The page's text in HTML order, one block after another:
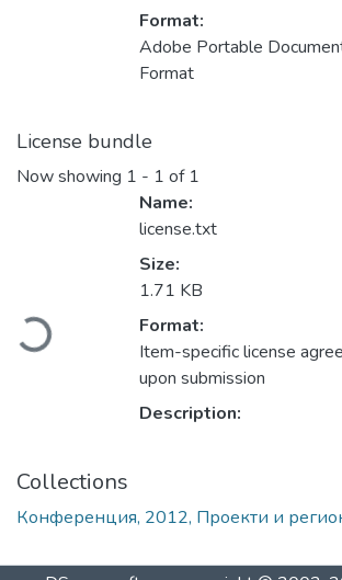
Format:
Adobe Portable
Format
License bundle
Now showing 1 - 1 of 1
Loading...
Name:
license.txt
Size:
1.71 KB
Format:
Item-specific license
upon submission
Description:
Collections
Конференция, 2012, Проекти и